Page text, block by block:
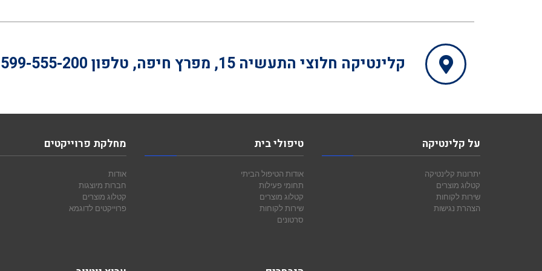
קלינטיקה חלוצי התעשיה 15, מפרץ חיפה, טלפון 555-200
על קלינטיקה
יתרונות קלינטיקה
קטלוג מוצרים
שירות לקוחות
הצהרת נגישות
טיפולי בית
אודות הטיפול הביתי
תחומי פעילות
קטלוג מוצרים
שירות לקוחות
סרטונים
מחלקת פרוייקטים
אודות
חברות מיוצגות
קטלוג מוצרים
פרוייקטים לדוגמא